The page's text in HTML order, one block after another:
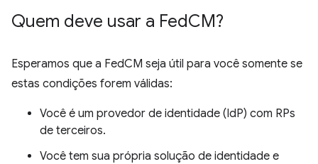
Quem deve usar a FedCM?
Esperamos que a FedCM seja útil para você somente se
estas condições forem válidas:
Você é um provedor de identidade (IdP) com RPs
de terceiros.
Você tem sua própria solução de identidade e